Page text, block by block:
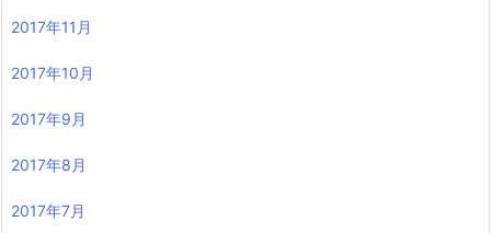
2017年11月
2017年10月
2017年9月
2017年8月
2017年7月